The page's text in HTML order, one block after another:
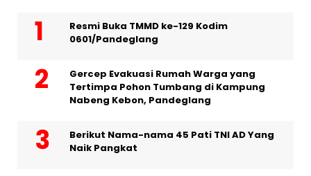
Resmi Buka TMMD ke-129 Kodim
0601/Pandeglang
Gercep Evakuasi Rumah Warga yang
Tertimpa Pohon Tumbang di Kampung
Nabeng Kebon, Pandeglang
Berikut Nama-nama 45 Pati TNI AD Yang
Naik Pangkat